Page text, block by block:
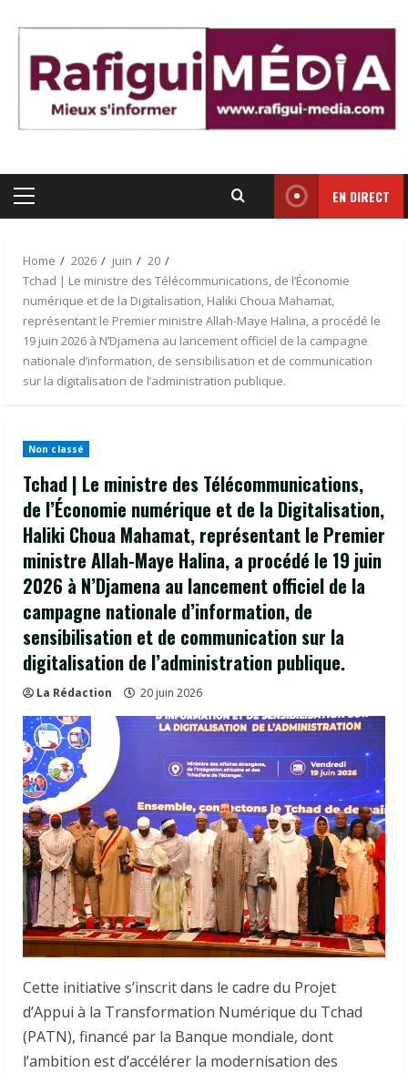
content
Primary
EN DIRECT
Home 2026 juin
20
Tchad | Le ministre des Télécommunications, de l’Économie
numérique et de la Digitalisation, Haliki Choua Mahamat,
représentant le Premier ministre Allah-Maye Halina, a procédé le
19 juin 2026 à N’Djamena au lancement officiel de la campagne
nationale d’information, de sensibilisation et de communication
sur la digitalisation de l’administration publique.
Non classé
Tchad | Le ministre des Télécommunications,
de l’Économie numérique et de la Digitalisation,
Haliki Choua Mahamat, représentant le Premier
ministre Allah-Maye Halina, a procédé le 19 juin
2026 à N’Djamena au lancement officiel de la
campagne nationale d’information, de
sensibilisation et de communication sur la
digitalisation de l’administration publique.
La Rédaction 20 juin 2026
Cette initiative s’inscrit dans le cadre du Projet
d’Appui à la Transformation Numérique du Tchad
(PATN), financé par la Banque mondiale, dont
l’ambition est d’accélérer la modernisation des